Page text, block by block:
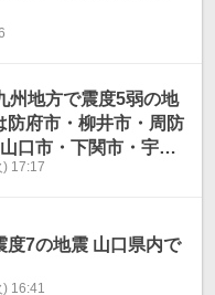
州地方で震度5弱の地
防府市・柳井市・周防
口市・下関市・宇部
岩国市・平生町・萩
17:17
度7の地震 山口県内で
16:41